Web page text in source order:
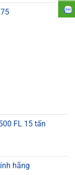
FL 15 tấn
hãng